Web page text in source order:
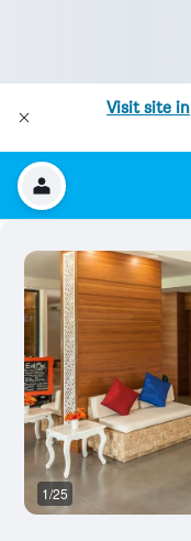
Visit site in
1/25